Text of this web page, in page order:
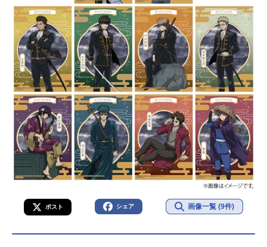
ポスト シェア 画像一覧 (9件)